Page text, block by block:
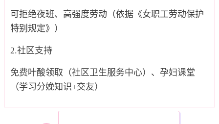
可拒绝夜班、高强度劳动（依据《女职工劳动保护
特别规定》）
2.社区支持
免费叶酸领取（社区卫生服务中心）、孕妇课堂
（学习分娩知识+交友）